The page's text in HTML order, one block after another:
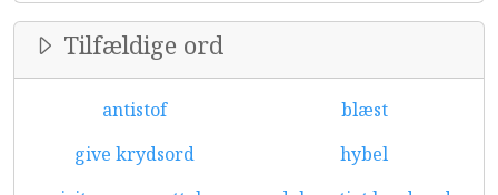
Tilfældige ord
antistof
blæst
give krydsord
hybel